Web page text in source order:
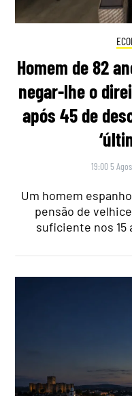
Homem de 82
negar-lhe o
após 45 de
19:00 5
Um homem
pensão de
suficiente nos 15